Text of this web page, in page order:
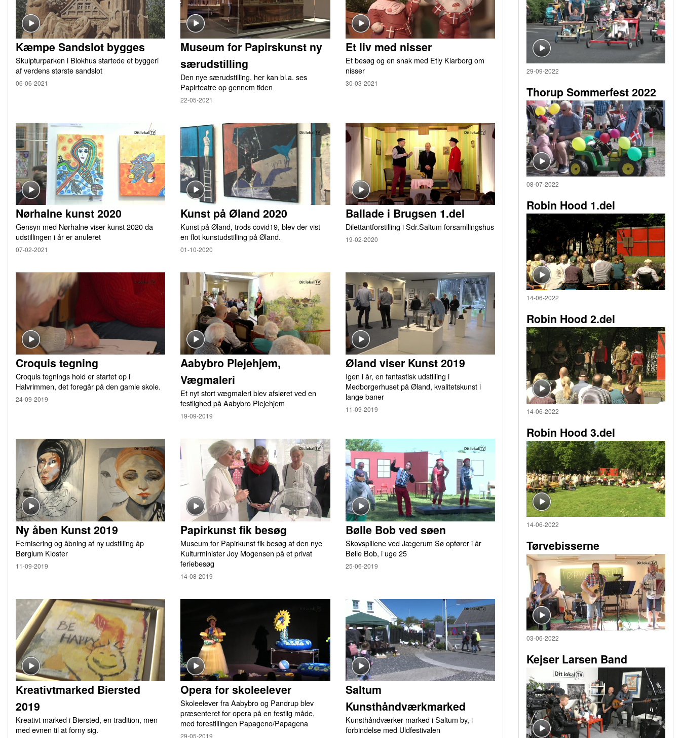
Kæmpe Sandslot bygges
Skulpturparken i Blokhus startede et byggeri
af verdens største sandslot
06-06-2021
Museum for Papirskunst ny
særudstilling
Den nye særudstilling, her kan bl.a. ses
Papirteatre op gennem tiden
22-05-2021
Et liv med nisser
Et besøg og en snak med Etly Klarborg om
nisser
30-03-2021
Nørhalne kunst 2020
Gensyn med Nørhalne viser kunst 2020 da
udstillingen i år er anuleret
07-02-2021
Kunst på Øland 2020
Kunst på Øland, trods covid19, blev der vist
en flot kunstudstilling på Øland.
01-10-2020
Ballade i Brugsen 1.del
Dilettantforstilling i Sdr.Saltum forsamllingshus
19-02-2020
Croquis tegning
Croquis tegnings hold er startet op i
Halvrimmen, det foregår på den gamle skole.
24-09-2019
Aabybro Plejehjem,
Vægmaleri
Et nyt stort vægmaleri blev afsløret ved en
festlighed på Aabybro Plejehjem
19-09-2019
Øland viser Kunst 2019
Igen i år, en fantastisk udstilling i
Medborgerhuset på Øland, kvalitetskunst i
lange baner
11-09-2019
Ny åben Kunst 2019
Fernisering og åbning af ny udstilling åp
Børglum Kloster
11-09-2019
Papirkunst fik besøg
Museum for Papirkunst fik besøg af den nye
Kulturminister Joy Mogensen på et privat
feriebesøg
14-08-2019
Bølle Bob ved søen
Skovspillene ved Jægerum Sø opfører i år
Bølle Bob, i uge 25
25-06-2019
Kreativtmarked Biersted
2019
Kreativt marked i Biersted, en tradition, men
med evnen til at forny sig.
Opera for skoleelever
Skoleelever fra Aabybro og Pandrup blev
præsenteret for opera på en festlig måde,
med forestillingen Papageno/Papagena
29-05-2019
Saltum
Kunsthåndværkmarked
Kunsthåndværker marked i Saltum by, i
forbindelse med Uldfestivalen
29-09-2022
Thorup Sommerfest 2022
08-07-2022
Robin Hood 1.del
14-06-2022
Robin Hood 2.del
14-06-2022
Robin Hood 3.del
14-06-2022
Tørvebisserne
03-06-2022
Kejser Larsen Band